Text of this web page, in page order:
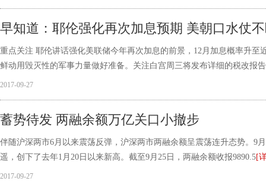
早知道：耶伦强化再次加息预期 美朝口水仗
重点关注 耶伦讲话强化美联储今年再次加息的前景，12月加息概率升
鲜动用毁灭性的军事力量做好准备。关注白宫周三将发布详细的税改报
2017-09-27
蓄势待发 两融余额万亿关口小撤步
伴随沪深两市6月以来震荡反弹，沪深两市两融余额呈震荡连升态势。9
遥，创下了去年1月20日以来新高。截至9月25日，两融余额收报9890.5[
2017-09-27